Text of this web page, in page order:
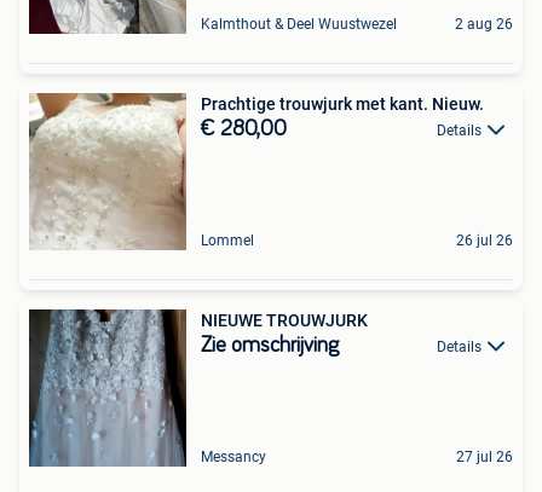
Kalmthout & Deel Wuustwezel 2 aug 26
Prachtige trouwjurk met kant. Nieuw.
€ 280,00 Details
Lommel 26 jul 26
NIEUWE TROUWJURK
Zie omschrijving Details
Messancy 27 jul 26